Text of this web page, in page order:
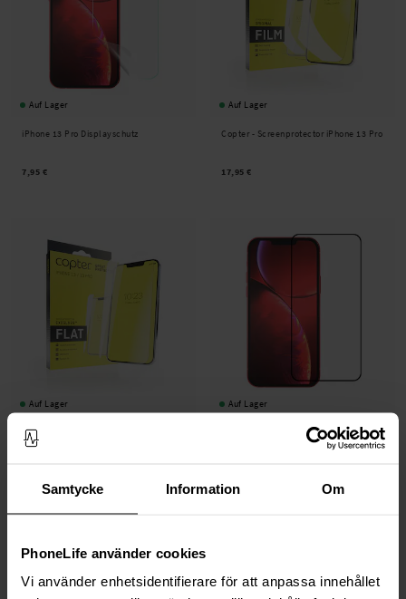
Samtycke Information Om
PhoneLife använder cookies
Vi använder enhetsidentifierare för att anpassa innehållet
Auf Lager
iPhone 13 Pro Displayschutz
7,95 €
Auf Lager
Copter - Screenprotector iPhone 13 Pro
17,95 €
Auf Lager
Copter -
Auf Lager
iPhone 13 Pro Vollabdeckendes